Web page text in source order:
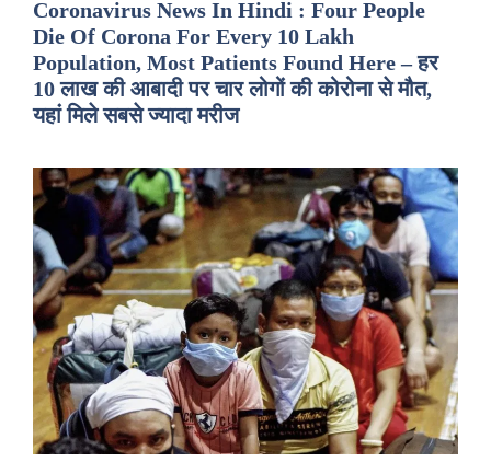
Coronavirus News In Hindi : Four People
Die Of Corona For Every 10 Lakh
Population, Most Patients Found Here – हर
10 लाख की आबादी पर चार लोगों की कोरोना से मौत,
यहां मिले सबसे ज्यादा मरीज